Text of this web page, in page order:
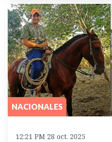
NACIONALES
12:21 PM 28 oct. 2025